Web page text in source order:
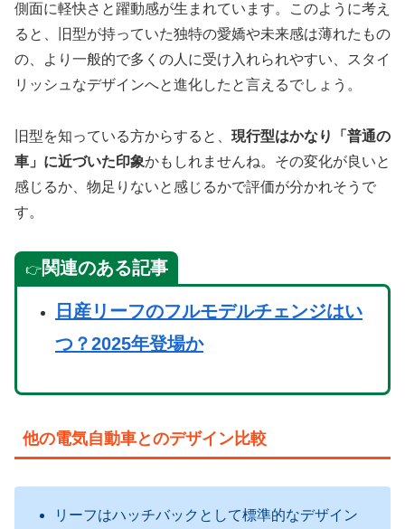
側面に軽快さと躍動感が生まれています。このように考え
ると、旧型が持っていた独特の愛嬌や未来感は薄れたもの
の、より一般的で多くの人に受け入れられやすい、スタイ
リッシュなデザインへと進化したと言えるでしょう。
旧型を知っている方からすると、 現行型はかなり「普通の
車」に近づいた印象かもしれませんね。その変化が良いと
感じるか、物足りないと感じるかで評価が分かれそうで
す。
👉関連のある記事
日産リーフのフルモデルチェンジはい
つ？2025年登場か
他の電気自動車とのデザイン比較
リーフはハッチバックとして標準的なデザイン